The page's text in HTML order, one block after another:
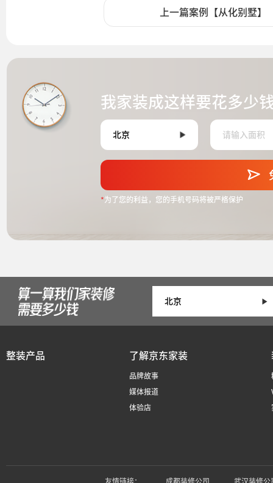
上一篇案例【从化别墅】
我家装成这样要花多少
*为了您的利益，您的手机号码将被严格保护
整装产品 了解京东家装
品牌故事
媒体报道
体验店
友情链接： 成都装修公司 武汉装修公